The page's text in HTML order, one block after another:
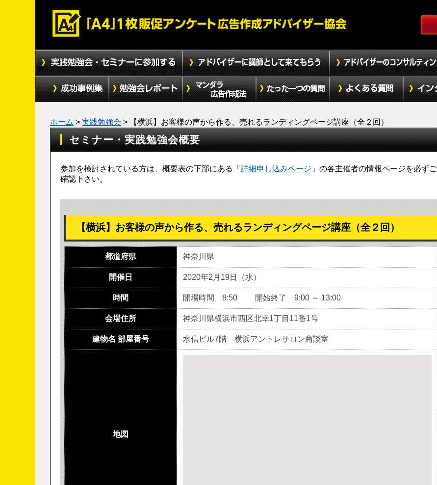
ホーム > 実践勉強会 > 【横浜】お客様の声から作る、売れるランディングページ講座（全２回）
セミナー・実践勉強会概要
参加を検討されている方は、概要表の下部にある「 詳細申し込みページ 」の各主催者の情報ページを必ずご
確認下さい。
【横浜】お客様の声から作る、売れるランディングページ講座（全２回）
都道府県 神奈川県
開催日 2020年2月19日（水）
時間 開場時間 8:50 開始終了 9:00 ～ 13:00
会場住所 神奈川県横浜市西区北幸1丁目11番1号
建物名 部屋番号 水信ビル7階 横浜アントレサロン商談室
地図